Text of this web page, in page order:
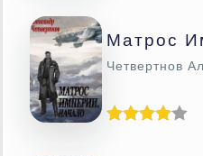
Матрос
Четвертнов